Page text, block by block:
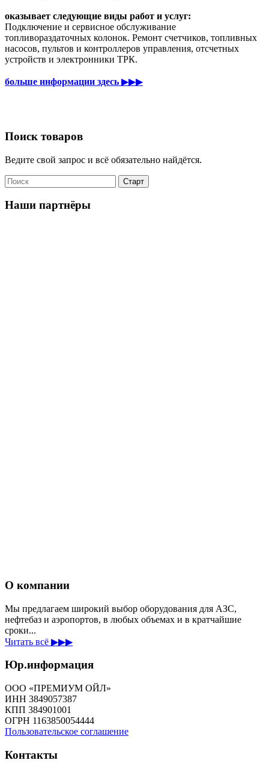
оказывает следующие виды работ и услуг:
Подключение и сервисное обслуживание
топливораздаточных колонок. Ремонт счетчиков, топливных
насосов, пультов и контроллеров управления, отсчетных
устройств и электронники ТРК.
больше информации здесь ▶▶▶
Поиск товаров
Ведите свой запрос и всё обязательно найдётся.
Наши партнёры
О компании
Мы предлагаем широкий выбор оборудования для АЗС,
нефтебаз и аэропортов, в любых объемах и в кратчайшие
сроки...
Читать всё ▶▶▶
Юр.информация
ООО «ПРЕМИУМ ОЙЛ»
ИНН 3849057387
КПП 384901001
ОГРН 1163850054444
Пользовательское соглашение
Контакты